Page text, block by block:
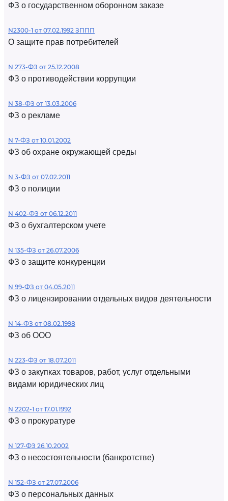
ФЗ о государственном оборонном заказе
N2300-1 от 07.02.1992 ЗППП
О защите прав потребителей
N 273-ФЗ от 25.12.2008
ФЗ о противодействии коррупции
N 38-ФЗ от 13.03.2006
ФЗ о рекламе
N 7-ФЗ от 10.01.2002
ФЗ об охране окружающей среды
N 3-ФЗ от 07.02.2011
ФЗ о полиции
N 402-ФЗ от 06.12.2011
ФЗ о бухгалтерском учете
N 135-ФЗ от 26.07.2006
ФЗ о защите конкуренции
N 99-ФЗ от 04.05.2011
ФЗ о лицензировании отдельных видов деятельности
N 14-ФЗ от 08.02.1998
ФЗ об ООО
N 223-ФЗ от 18.07.2011
ФЗ о закупках товаров, работ, услуг отдельными
видами юридических лиц
N 2202-1 от 17.01.1992
ФЗ о прокуратуре
N 127-ФЗ 26.10.2002
ФЗ о несостоятельности (банкротстве)
N 152-ФЗ от 27.07.2006
ФЗ о персональных данных